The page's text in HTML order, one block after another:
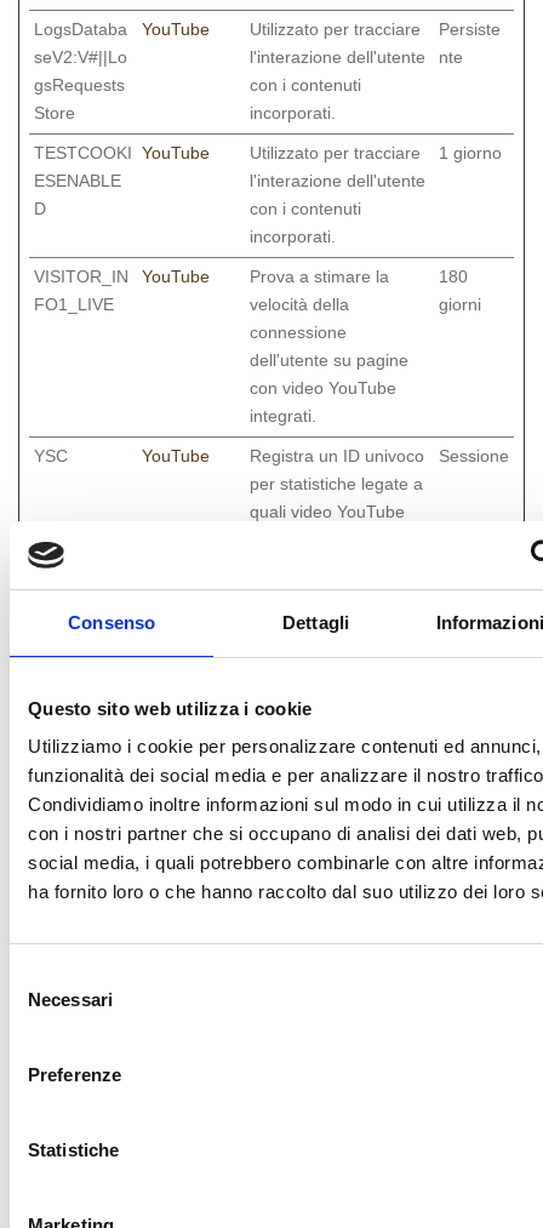
Consenso Dettagli
Questo sito web utilizza i cookie
Utilizziamo i cookie per personalizzare contenuti ed
funzionalità dei social media e per analizzare il nostro
Condividiamo inoltre informazioni sul modo in cui utilizza il
con i nostri partner che si occupano di analisi dei dati web,
social media, i quali potrebbero combinarle con altre
ha fornito loro o che hanno raccolto dal suo utilizzo dei loro
delNecessari
Preferenze
Statistiche
LogsDataba
seV2:V#||Lo
gsRequests
Store
YouTube
Utilizzato per tracciare
l'interazione dell'utente
con i contenuti
incorporati.
Persiste
nte
TESTCOOKI
ESENABLE
D
YouTube
Utilizzato per tracciare
l'interazione dell'utente
con i contenuti
incorporati.
1 giorno
VISITOR_IN
FO1_LIVE
YouTube
Prova a stimare la
velocità della
connessione
dell'utente su pagine
con video YouTube
integrati.
180
giorni
YSC YouTube
Registra un ID univoco
per statistiche legate a
quali video YouTube
Sessione
purged
l'implementazione e la
funzionalità dei
YouTube sul sito.
nte
ytidb::LAST_
RESULT_EN
TRY_KEY
YouTube
Memorizza le
preferenze del lettore
video dell'utente
usando il video
YouTube incorporato
Persiste
nte
Non classificati (2)